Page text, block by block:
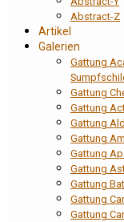
Abstract-Z
Artikel
Galerien
Gattung
Gattung
Gattung
Gattung
Gattung
Gattung
Gattung
Gattung
Gattung
Gattung